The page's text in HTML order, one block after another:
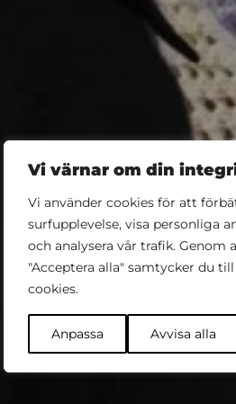
Vi värnar om din
Vi använder cookies för att
surfupplevelse, visa personliga
och analysera vår trafik. Genom
"Acceptera alla" samtycker du
cookies.
Anpassa Avvisa alla
Köp biljett